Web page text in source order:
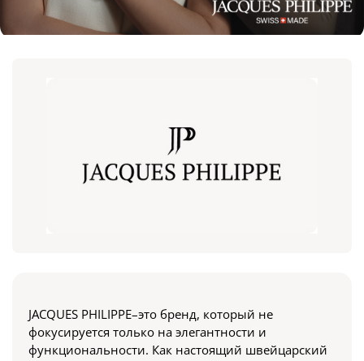
JACQUES PHILIPPE–это бренд, который не
фокусируется только на элегантности и
функциональности. Как настоящий швейцарский